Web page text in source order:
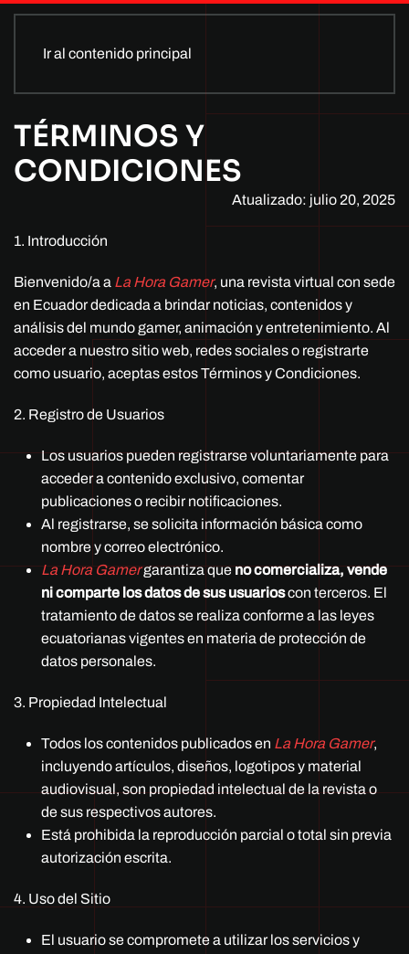
Ir al contenido principal
TÉRMINOS Y
CONDICIONES
Atualizado: julio 20, 2025
1. Introducción
Bienvenido/a a La Hora Gamer, una revista virtual con sede
en Ecuador dedicada a brindar noticias, contenidos y
análisis del mundo gamer, animación y entretenimiento. Al
acceder a nuestro sitio web, redes sociales o registrarte
como usuario, aceptas estos Términos y Condiciones.
2. Registro de Usuarios
Los usuarios pueden registrarse voluntariamente para
acceder a contenido exclusivo, comentar
publicaciones o recibir notificaciones.
Al registrarse, se solicita información básica como
nombre y correo electrónico.
La Hora Gamergarantiza queno comercializa, vende
ni comparte los datos de sus usuarioscon terceros. El
tratamiento de datos se realiza conforme a las leyes
ecuatorianas vigentes en materia de protección de
datos personales.
3. Propiedad Intelectual
Todos los contenidos publicados en La Hora Gamer,
incluyendo artículos, diseños, logotipos y material
audiovisual, son propiedad intelectual de la revista o
de sus respectivos autores.
Está prohibida la reproducción parcial o total sin previa
autorización escrita.
4. Uso del Sitio
El usuario se compromete a utilizar los servicios y